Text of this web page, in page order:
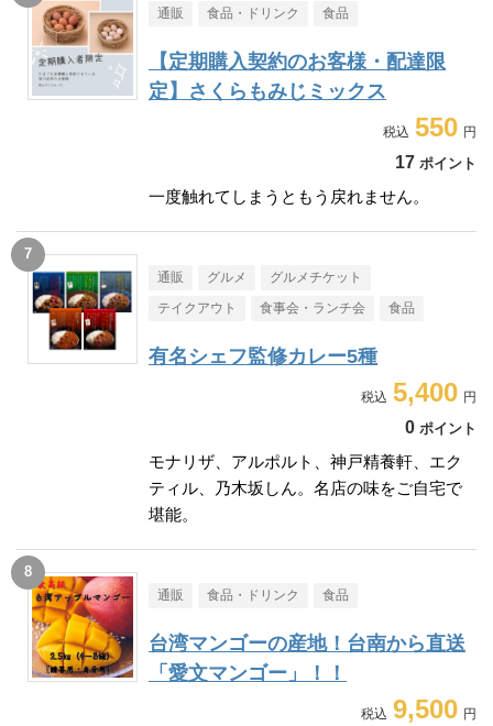
通販 食品・ドリンク 食品
【定期購入契約のお客様・配達限
定】さくらもみじミックス
550
17 ポイント
一度触れてしまうともう戻れません。
通販 グルメ グルメチケット
テイクアウト 食事会・ランチ会 食品
有名シェフ監修カレー5種
5,400
0 ポイント
モナリザ、アルポルト、神戸精養軒、エク
ティル、乃木坂しん。名店の味をご自宅で
堪能。
通販 食品・ドリンク 食品
台湾マンゴーの産地！台南から直送
「愛文マンゴー」！！
9,500